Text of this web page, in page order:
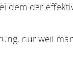
dem der
nur weil